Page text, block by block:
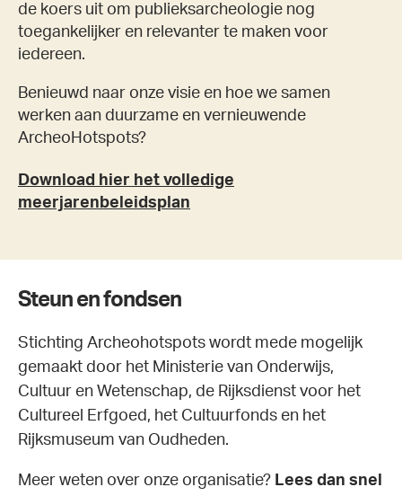
de koers uit om publieksarcheologie nog
toegankelijker en relevanter te maken voor
iedereen.
Benieuwd naar onze visie en hoe we samen
werken aan duurzame en vernieuwende
ArcheoHotspots?
Download hier het volledige
meerjarenbeleidsplan
Steun en fondsen
Stichting Archeohotspots wordt mede mogelijk
gemaakt door het Ministerie van Onderwijs,
Cultuur en Wetenschap, de Rijksdienst voor het
Cultureel Erfgoed, het Cultuurfonds en het
Rijksmuseum van Oudheden.
Meer weten over onze organisatie? Lees dan snel